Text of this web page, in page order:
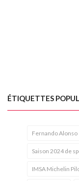
ÉTIQUETTES
Fernando Alonso
Saison 2024 de
IMSA Michelin